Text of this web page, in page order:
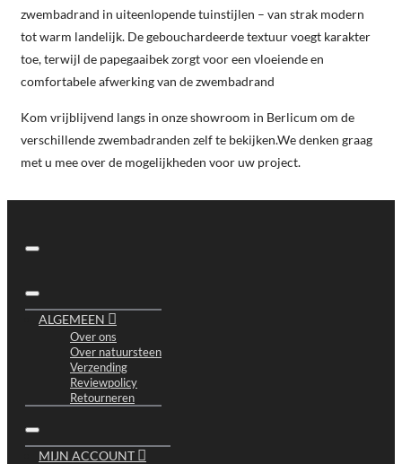
zwembadrand in uiteenlopende tuinstijlen – van strak modern
tot warm landelijk. De gebouchardeerde textuur voegt karakter
toe, terwijl de papegaaibek zorgt voor een vloeiende en
comfortabele afwerking van de zwembadrand
Kom vrijblijvend langs in onze showroom in Berlicum om de
verschillende zwembadranden zelf te bekijken.We denken graag
met u mee over de mogelijkheden voor uw project.
ALGEMEEN
Over ons
Over natuursteen
Verzending
Reviewpolicy
Retourneren
MIJN ACCOUNT